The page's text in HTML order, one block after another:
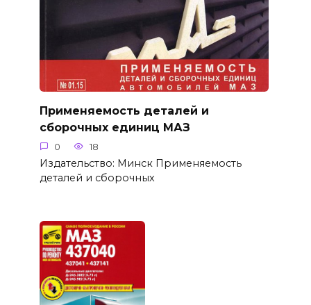
Применяемость деталей и
сборочных единиц МАЗ
0 18
Издательство: Минск Применяемость
деталей и сборочных